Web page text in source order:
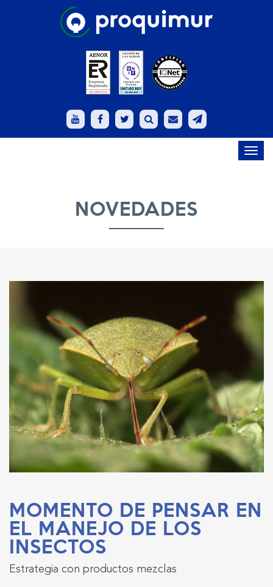
NOVEDADES
MOMENTO DE PENSAR EN
EL MANEJO DE LOS
INSECTOS
Estrategia con productos mezclas